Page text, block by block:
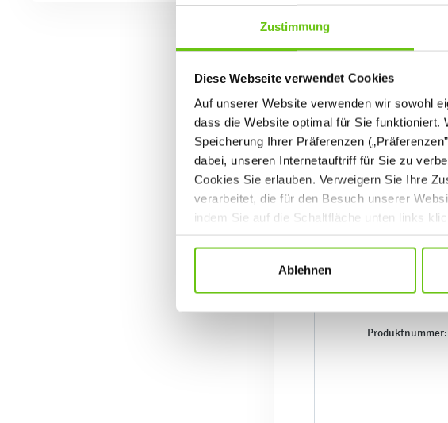
Zustimmung
Diese Webseite verwendet Cookies
Auf unserer Website verwenden wir sowohl
dass die Website optimal für Sie funktioniert.
Speicherung Ihrer Präferenzen
dabei, unseren Internetauftriff für Sie zu
Cookies Sie erlauben. Verweigern Sie Ihre
verarbeitet, die für den Besuch unserer
indem Sie auf die Schaltfläche unten links
Datenschutzrichtlinien.
Ablehnen
479,90 €
Produktnummer: